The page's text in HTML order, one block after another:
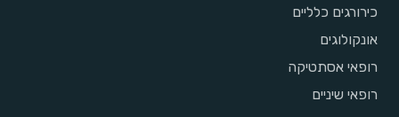
כירורגים כלליים
אונקולוגים
רופאי אסתטיקה
רופאי שיניים